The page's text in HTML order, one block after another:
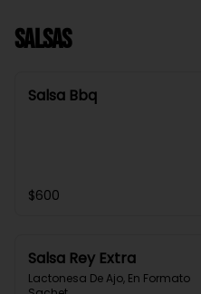
Salsas
Salsa Bbq
$600
Salsa Rey Extra
Lactonesa De Ajo, En Formato